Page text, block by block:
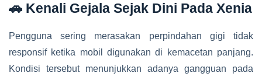
🚗 Kenali Gejala Sejak Dini Pada Xenia
Pengguna sering merasakan perpindahan gigi tidak
responsif ketika mobil digunakan di kemacetan panjang.
Kondisi tersebut menunjukkan adanya gangguan pada